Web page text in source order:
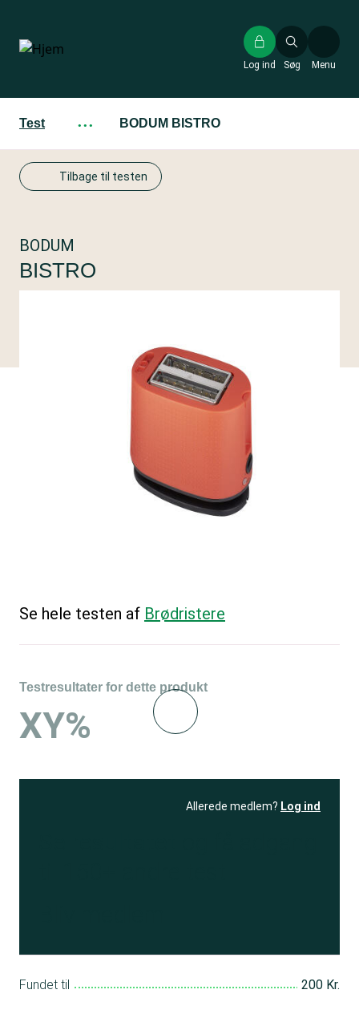
hovedindhold
Søg
Log ind Menu
Test ··· BODUM BISTRO
Tilbage til testen
BODUM
BISTRO
Se hele testen af Brødristere
Testresultater for dette produkt
XY%
Allerede medlem? Log ind
Fundet til 200 Kr.